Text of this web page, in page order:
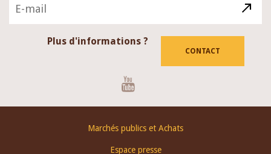
Plus d'informations ?
CONTACT
Marchés publics et Achats
Espace presse